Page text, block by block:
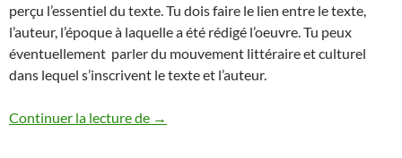
perçu l’essentiel du texte. Tu dois faire le lien entre le texte,
l’auteur, l’époque à laquelle a été rédigé l’oeuvre. Tu peux
éventuellement parler du mouvement littéraire et culturel
dans lequel s’inscrivent le texte et l’auteur.
Continuer la lecture de INTRODUCTION COMMENTAIRE
→